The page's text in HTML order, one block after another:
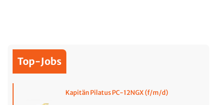
Top-Jobs
Kapitän Pilatus PC-12NGX (f/m/d)